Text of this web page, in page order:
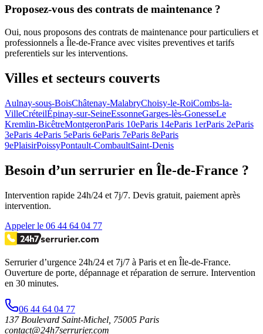
Proposez-vous des contrats de maintenance ?
Oui, nous proposons des contrats de maintenance pour particuliers et
professionnels a Île-de-France avec visites preventives et tarifs
preferentiels sur les interventions.
Villes et secteurs couverts
Aulnay-sous-BoisChâtenay-MalabryChoisy-le-RoiCombs-la-
VilleCréteilÉpinay-sur-SeineEssonneGarges-lès-GonesseLe
Kremlin-BicêtreMontgeronParis 10eParis 14eParis 1erParis 2eParis
3eParis 4eParis 5eParis 6eParis 7eParis 8eParis
9ePlaisirPoissyPontault-CombaultSaint-Denis
Besoin d’un serrurier en Île-de-France ?
Intervention rapide 24h/24 et 7j/7. Devis gratuit, paiement après
intervention.
Appeler le 06 44 64 04 77
Serrurier d’urgence 24h/24 et 7j/7 à Paris et en Île-de-France.
Ouverture de porte, dépannage et réparation de serrure. Intervention
en 30 minutes.
06 44 64 04 77
137 Boulevard Saint-Michel 75005 Paris
contact@24h7serrurier.com